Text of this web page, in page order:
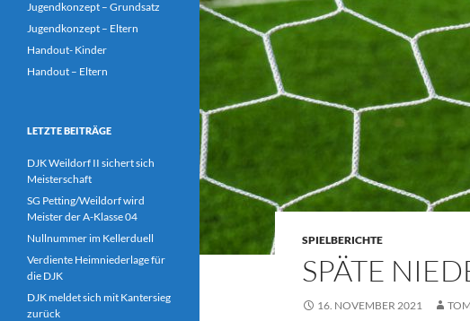
SPIELBERICHTE
SPÄTE
16. NOVEMBER 2021 TOM
Jugendkonzept – Grundsatz
Jugendkonzept – Eltern
Handout- Kinder
Handout – Eltern
LETZTE BEITRÄGE
DJK Weildorf II sichert sich
Meisterschaft
SG Petting/Weildorf wird
Meister der A-Klasse 04
Nullnummer im Kellerduell
Verdiente Heimniederlage für
die DJK
DJK meldet sich mit Kantersieg
zurück